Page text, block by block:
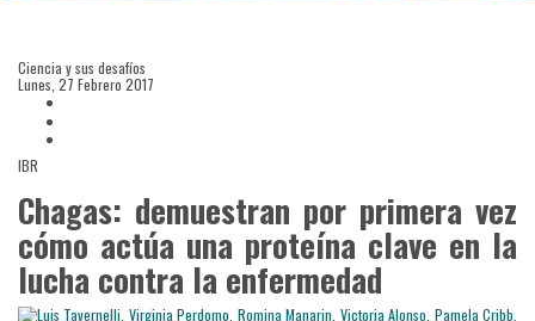
Ciencia y sus desafíos
Lunes, 27 Febrero 2017
IBR
Chagas: demuestran por primera vez
cómo actúa una proteína clave en la
lucha contra la enfermedad